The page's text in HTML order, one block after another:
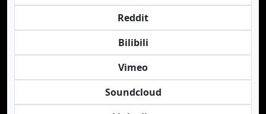
Reddit
Bilibili
Vimeo
Soundcloud